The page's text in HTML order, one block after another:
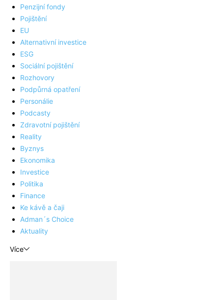
Penzijní fondy
Pojištění
EU
Alternativní investice
ESG
Sociální pojištění
Rozhovory
Podpůrná opatření
Personálie
Podcasty
Zdravotní pojištění
Reality
Byznys
Ekonomika
Investice
Politika
Finance
Ke kávě a čaji
Adman´s Choice
Aktuality
Více